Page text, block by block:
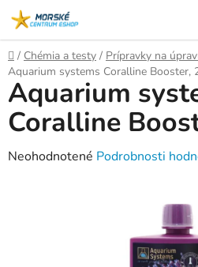
Prejsť
na
obsah
Domov
/ Chémia a testy / Prípravky na
Aquarium systems Coralline Booster,
Aquarium
Coralline
Priemerné
Neohodnotené Podrobnosti